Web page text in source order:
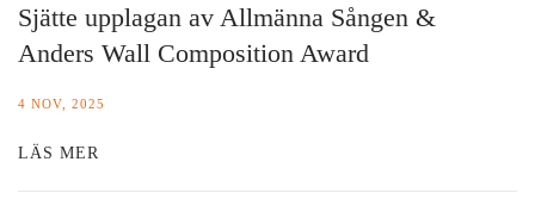
Sjätte upplagan av Allmänna Sången &
Anders Wall Composition Award
4 NOV, 2025
LÄS MER